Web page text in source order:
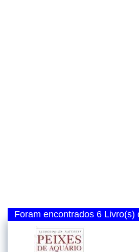
Foram encontrados 6 Livro(s)